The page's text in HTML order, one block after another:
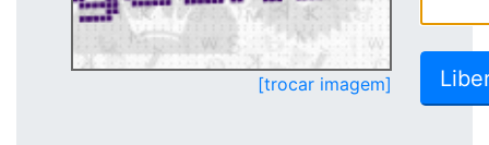
[trocar imagem]